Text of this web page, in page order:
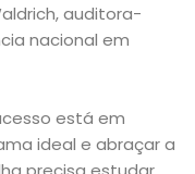
auditora-
nacional em
está em
ideal e abraçar a